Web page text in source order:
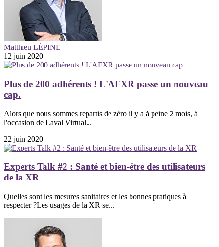
Matthieu LÉPINE
12 juin 2020
Plus de 200 adhérents ! L'AFXR passe un nouveau
cap.
Alors que nous sommes repartis de zéro il y a à peine 2 mois, à
l'occasion de Laval Virtual...
22 juin 2020
Experts Talk #2 : Santé et bien-être des utilisateurs
de la XR
Quelles sont les mesures sanitaires et les bonnes pratiques à
respecter ?Les usages de la XR se...